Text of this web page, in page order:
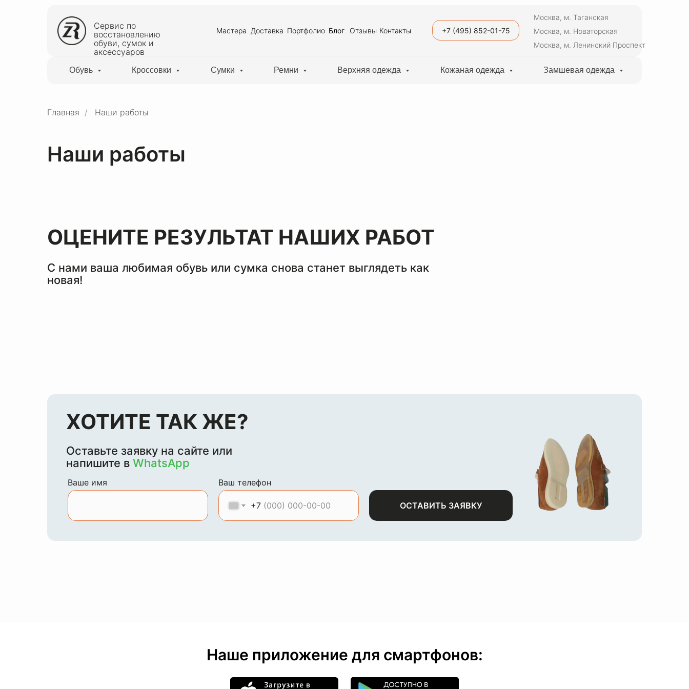
+7 (495) 852-01-75
Москва, м. Таганская
Москва, м. Новаторская
Москва, м. Ленинский Проспект
Сервис по
восстановлению
обуви, сумок и
аксессуаров
Доставка
Мастера Отзывы
Блог
Портфолио Контакты
Обувь Кроссовки Сумки Ремни Верхняя одежда Кожаная одежда Замшевая одежда
Главная / Наши работы
Наши работы
ОЦЕНИТЕ РЕЗУЛЬТАТ НАШИХ РАБОТ
С нами ваша любимая обувь или сумка снова станет выглядеть как
новая!
Ваше имя Ваш телефон
+7 ОСТАВИТЬ ЗАЯВКУ
ХОТИТЕ ТАК ЖЕ?
Оставьте заявку на сайте или
напишите в WhatsApp
Наше приложение для смартфонов: